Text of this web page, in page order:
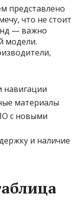
представлено
что не стоит
— важно
модели.
навигации
материалы
с новыми
и наличие